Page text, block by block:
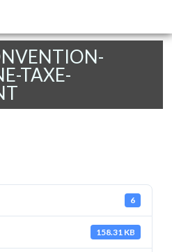
TAXE-
6
158.31 KB